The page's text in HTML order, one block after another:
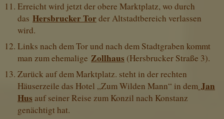
Erreicht wird jetzt der obere Marktplatz, wo durch
das Hersbrucker Torder Altstadtbereich verlassen
wird.
Links nach dem Tor und nach dem Stadtgraben kommt
man zum ehemalige Zollhaus (Hersbrucker Straße 3).
Zurück auf dem Marktplatz. steht in der rechten
Häuserzeile das Hotel „Zum Wilden Mann“ in dem Jan
Hus auf seiner Reise zum Konzil nach Konstanz
genächtigt hat.